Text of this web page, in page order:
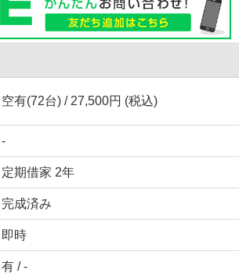
空有(72台) / 27,500円 (税込)
-
定期借家 2年
完成済み
即時
有 / -